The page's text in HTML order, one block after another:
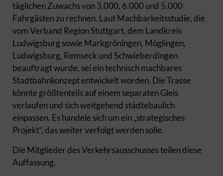
täglichen Zuwachs von 3.000, 6.000 und 5.000
Fahrgästen zu rechnen. Laut Machbarkeitsstudie, die
vom Verband Region Stuttgart, dem Landkreis
Ludwigsburg sowie Markgröningen, Möglingen,
Ludwigsburg, Remseck und Schwieberdingen
beauftragt wurde, sei ein technisch machbares
Stadtbahnkonzept entwickelt worden. Die Trasse
könnte größtenteils auf einem separaten Gleis
verlaufen und sich weitgehend städtebaulich
einpassen. Es handele sich um ein „strategisches
Projekt“, das weiter verfolgt werden solle.
Die Mitglieder des Verkehrsausschusses teilen diese
Auffassung.